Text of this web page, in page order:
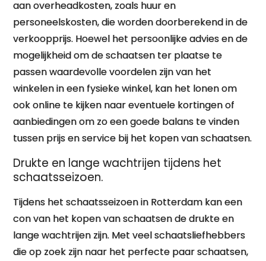
aan overheadkosten, zoals huur en
personeelskosten, die worden doorberekend in de
verkoopprijs. Hoewel het persoonlijke advies en de
mogelijkheid om de schaatsen ter plaatse te
passen waardevolle voordelen zijn van het
winkelen in een fysieke winkel, kan het lonen om
ook online te kijken naar eventuele kortingen of
aanbiedingen om zo een goede balans te vinden
tussen prijs en service bij het kopen van schaatsen.
Drukte en lange wachtrijen tijdens het
schaatsseizoen.
Tijdens het schaatsseizoen in Rotterdam kan een
con van het kopen van schaatsen de drukte en
lange wachtrijen zijn. Met veel schaatsliefhebbers
die op zoek zijn naar het perfecte paar schaatsen,